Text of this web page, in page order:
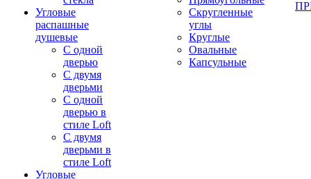
Угловые
распашные
душевые
С одной
дверью
С двумя
дверьми
С одной
дверью в
стиле Loft
С двумя
дверьми в
стиле Loft
Угловые
Скругленные
углы
Круглые
Овальные
Капсульные